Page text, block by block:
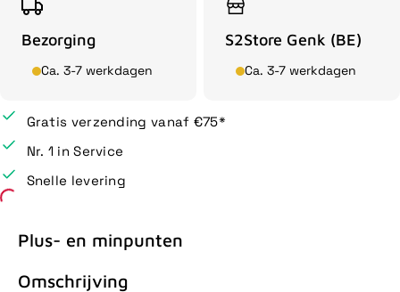
Bezorging
Ca. 3-7 werkdagen
S2Store Genk (BE)
Ca. 3-7 werkdagen
Gratis verzending vanaf €75*
Nr. 1 in Service
Snelle levering
Plus- en minpunten
Omschrijving